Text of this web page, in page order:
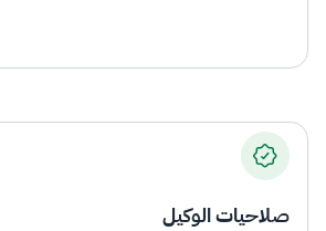
صلاحيات الوكيل